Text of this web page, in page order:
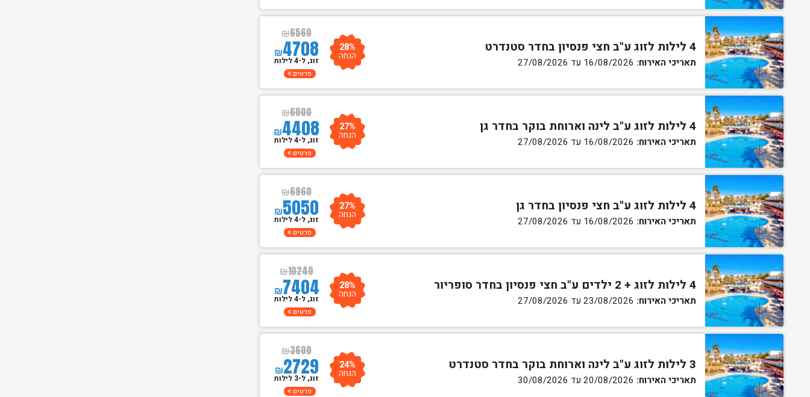
4 לילות לזוג ע"ב חצי פנסיון בחדר סטנדרט
תאריכי האירוח:
₪6560
₪4708 28%
הנחה זוג, ל-4 לילות
פרטים
4 לילות לזוג ע"ב לינה וארוחת בוקר בחדר גן
תאריכי האירוח:
₪6000
₪4408 27%
הנחה זוג, ל-4 לילות
פרטים
4 לילות לזוג ע"ב חצי פנסיון בחדר גן
תאריכי האירוח:
₪6960
₪5050 27%
הנחה זוג, ל-4 לילות
פרטים
4 לילות לזוג + 2 ילדים ע"ב חצי פנסיון בחדר סופריור
תאריכי האירוח:
₪10240
₪7404 28%
הנחה זוג, ל-4 לילות
פרטים
3 לילות לזוג ע"ב לינה וארוחת בוקר בחדר סטנדרט
תאריכי האירוח:
₪3600
₪2729 24%
הנחה זוג, ל-3 לילות
פרטים